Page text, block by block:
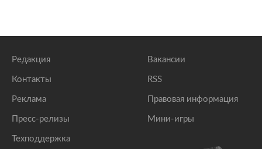
Редакция
Контакты
Реклама
Пресс-релизы
Техподдержка
Вакансии
RSS
Правовая информация
Мини-игры